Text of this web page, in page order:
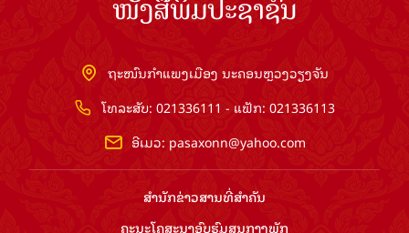
ໜັງສືພິມປະຊາຊົນ
ຖະໜົນກຳແພງເມືອງ ນະຄອນຫຼວງວຽງຈັນ
ໂທລະສັບ: 021336111 - ແຟັກ: 021336113
ອີເມວ: pasaxonn@yahoo.com
ສຳ​ນັກ​ຂ່າວ​ສານ​ທີ່​ສຳ​ຄັນ​
ຄະນະໂຄສະນາອົບຮົມ​ສູນ​ກາງ​ພັກ